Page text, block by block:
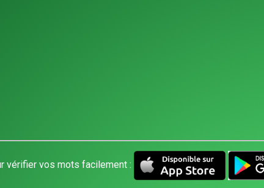
vérifier vos mots facilement :